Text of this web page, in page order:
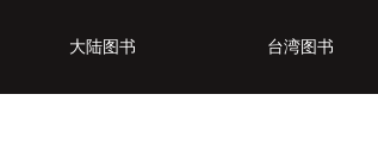
大陆图书 台湾图书